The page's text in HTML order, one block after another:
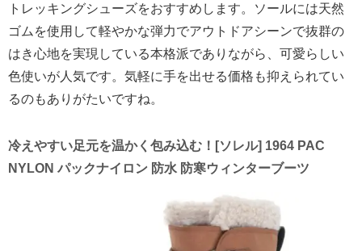
トレッキングシューズをおすすめします。ソールには天然
ゴムを使用して軽やかな弾力でアウトドアシーンで抜群の
はき心地を実現している本格派でありながら、可愛らしい
色使いが人気です。気軽に手を出せる価格も抑えられてい
るのもありがたいですね。
冷えやすい足元を温かく包み込む！[ソレル] 1964 PAC
NYLON パックナイロン 防水 防寒ウィンターブーツ